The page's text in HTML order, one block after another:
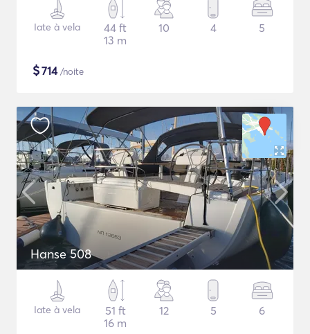
Iate à vela
44 ft
13 m
10 4 5
$714/noite
Hanse 508
Iate à vela
51 ft
16 m
12 5 6